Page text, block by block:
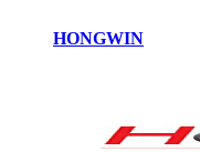
HONGWIN